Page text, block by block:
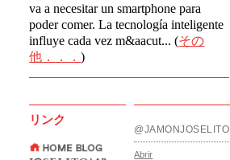
va a necesitar un smartphone para
poder comer. La tecnología inteligente
influye cada vez m&aacut... (その
他．．．)
リンク
@JAMONJOSELITO
Abrir